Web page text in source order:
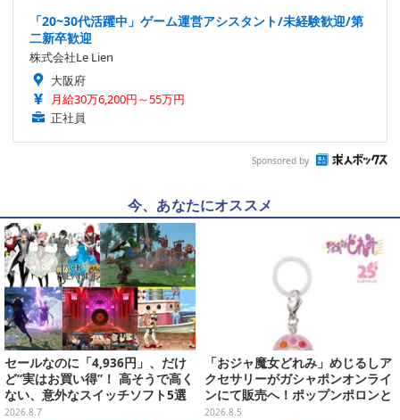
「20~30代活躍中」ゲーム運営アシスタント/未経験歓迎/第
二新卒歓迎
株式会社Le Lien
大阪府
月給30万6,200円～55万円
正社員
Sponsored by
今、あなたにオススメ
セールなのに「4,936円」、だけ
ど“実はお買い得”！ 高そうで高く
ない、意外なスイッチソフト5選
2026.8.7
「おジャ魔女どれみ」めじるしア
クセサリーがガシャポンオンライ
ンにて販売へ！ポップンポロンと
魔法玉の2連チャームなど全9種
2026.8.5